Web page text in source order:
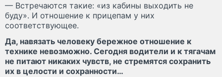
— Встречаются такие: «из кабины выходить не
буду». И отношение к прицепам у них
соответствующее.
Да, навязать человеку бережное отношение к
технике невозможно. Сегодня водители и к тягачам
не питают никаких чувств, не стремятся сохранить
их в целости и сохранности…